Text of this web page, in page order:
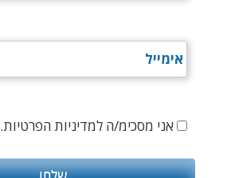
אני מסכימ/ה למדיניות הפרטיות.